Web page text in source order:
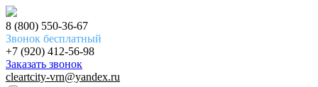
8 (800) 550-36-67
Звонок бесплатный
+7 (920) 412-56-98
Заказать звонок
cleartcity-vrn@yandex.ru